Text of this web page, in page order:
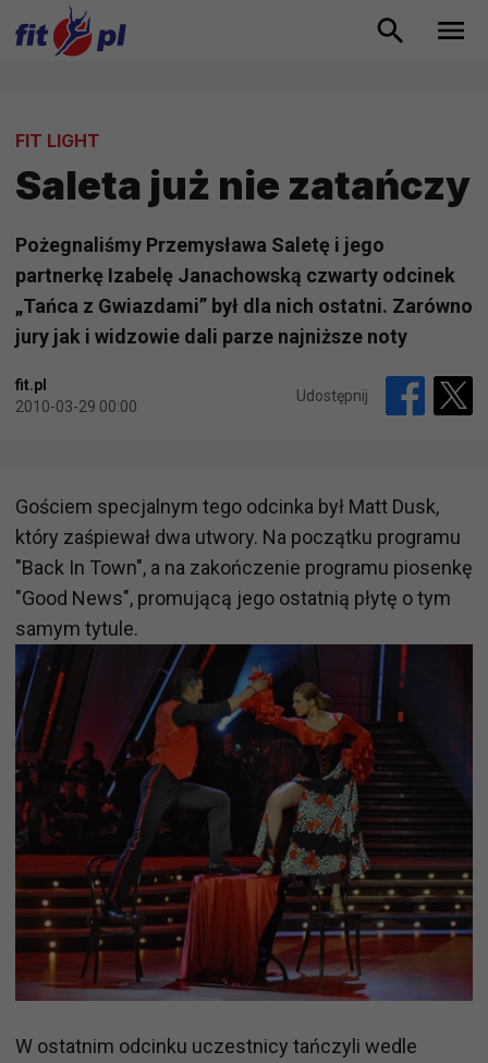
FIT LIGHT
Saleta już nie zatańczy
Pożegnaliśmy Przemysława Saletę i jego
partnerkę Izabelę Janachowską czwarty odcinek
„Tańca z Gwiazdami” był dla nich ostatni. Zarówno
jury jak i widzowie dali parze najniższe noty
fit.pl
2010-03-29 00:00
Udostępnij
Gościem specjalnym tego odcinka był Matt Dusk,
który zaśpiewał dwa utwory. Na początku programu
"Back In Town", a na zakończenie programu piosenkę
"Good News", promującą jego ostatnią płytę o tym
samym tytule.
W ostatnim odcinku uczestnicy tańczyli wedle